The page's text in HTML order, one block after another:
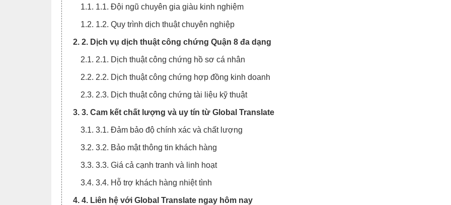
1.1. 1.1. Đội ngũ chuyên gia giàu kinh nghiệm
1.2. 1.2. Quy trình dịch thuật chuyên nghiệp
2. 2. Dịch vụ dịch thuật công chứng Quận 8 đa dạng
2.1. 2.1. Dịch thuật công chứng hồ sơ cá nhân
2.2. 2.2. Dịch thuật công chứng hợp đồng kinh doanh
2.3. 2.3. Dịch thuật công chứng tài liệu kỹ thuật
3. 3. Cam kết chất lượng và uy tín từ Global Translate
3.1. 3.1. Đảm bảo độ chính xác và chất lượng
3.2. 3.2. Bảo mật thông tin khách hàng
3.3. 3.3. Giá cả cạnh tranh và linh hoạt
3.4. 3.4. Hỗ trợ khách hàng nhiệt tình
4. 4. Liên hệ với Global Translate ngay hôm nay